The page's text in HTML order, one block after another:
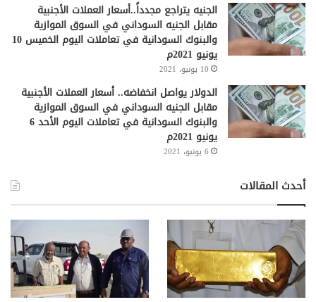
الجنيه يتراجع مجدداً..أسعار العملات الأجنبية
مقابل الجنيه السوداني في السوق الموازية
والبنوك السودانية في تعاملات اليوم الخميس 10
يونيو 2021م
10 يونيو، 2021
الدولار يواصل انخفاضه.. أسعار العملات الأجنبية
مقابل الجنيه السوداني في السوق الموازية
والبنوك السودانية في تعاملات اليوم الأحد 6
يونيو 2021م
6 يونيو، 2021
أحدث المقالات